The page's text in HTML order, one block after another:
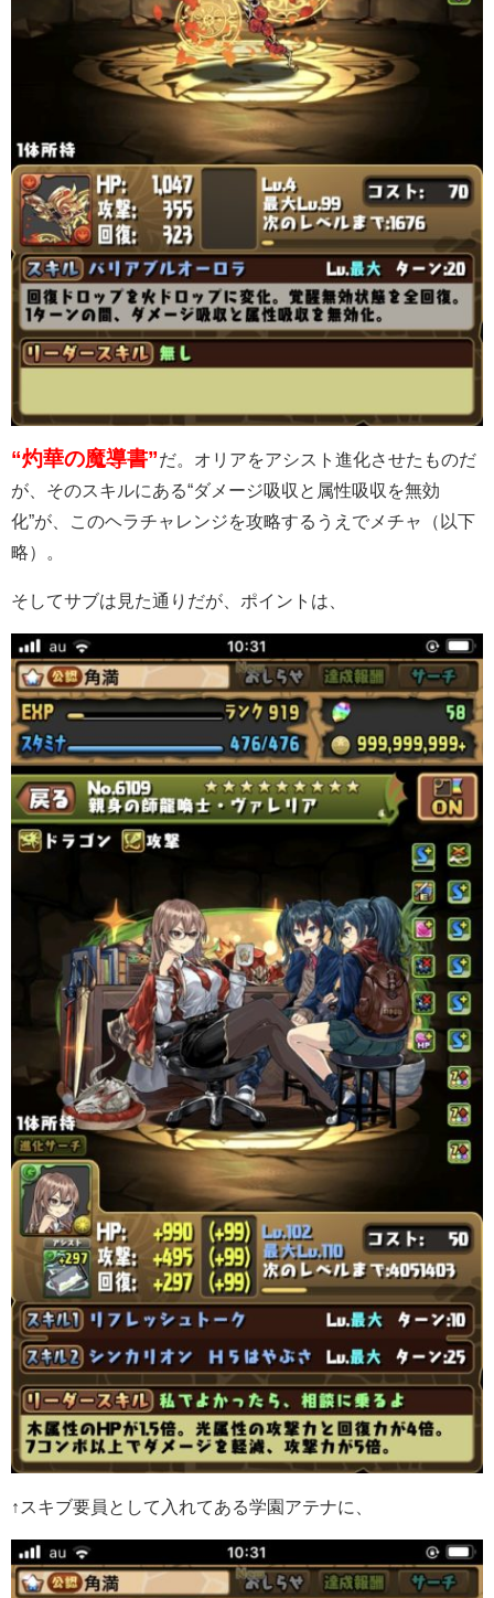
“灼華の魔導書”だ。オリアをアシスト進化させたものだ
が、そのスキルにある“ダメージ吸収と属性吸収を無効
化”が、このヘラチャレンジを攻略するうえでメチャ（以下
略）。
そしてサブは見た通りだが、ポイントは、
↑スキブ要員として入れてある学園アテナに、